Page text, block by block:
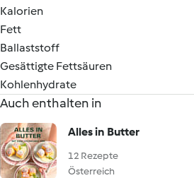
Kalorien
Fett
Ballaststoff
Gesättigte Fettsäuren
Kohlenhydrate
Auch enthalten in
Alles in Butter
12 Rezepte
Österreich